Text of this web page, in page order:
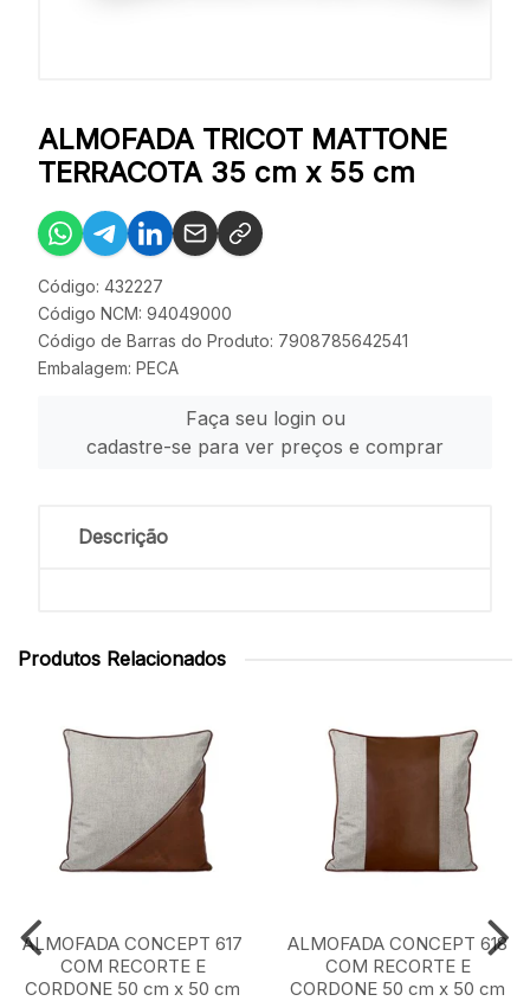
ALMOFADA TRICOT MATTONE
TERRACOTA 35 cm x 55 cm
Código: 432227
Código NCM: 94049000
Código de Barras do Produto: 7908785642541
Embalagem: PECA
Faça seu login ou
cadastre-se para ver preços e comprar
Descrição
Produtos Relacionados
ALMOFADA CONCEPT 617
COM RECORTE E
CORDONE 50 cm x 50 cm
ALMOFADA CONCEPT 618
COM RECORTE E
CORDONE 50 cm x 50 cm